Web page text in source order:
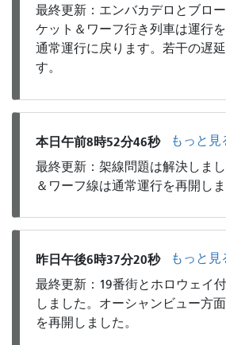
最終更新：エンバカデロとブロ
ケット＆ワーフ行き列車は運行を
通常運行に戻ります。若干の遅
す。
本日午前8時52分46秒
もっと見
最終更新：架線問題は解決しま
＆ワーフ線は通常運行を再開しま
昨日午後6時37分20秒
もっと見
最終更新：19番街とホロウェイ
しました。オーシャンビュー方
を再開しました。